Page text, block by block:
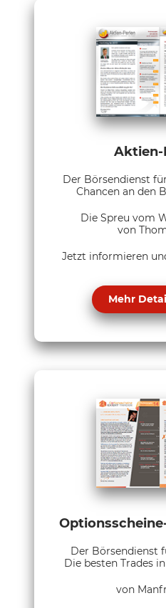
Aktien-
Der Börsendienst
Chancen an den
Die Spreu vom
von
Jetzt informieren
Mehr
Der Börsendienst
Die besten Trades
von